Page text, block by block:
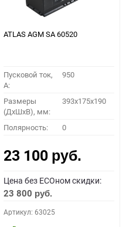
3 - обратная 4 - прямая
ATLAS AGM SA 60520
Пусковой ток,
A:
950
Размеры
(ДхШхВ), мм:
393x175x190
Полярность: 0
23 100 руб.
Цена без ECOном скидки:
23 800 руб.
Артикул: 63025